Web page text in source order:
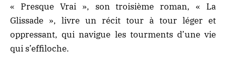
« Presque Vrai », son troisième roman, « La
Glissade », livre un récit tour à tour léger et
oppressant, qui navigue les tourments d’une vie
qui s’effiloche.